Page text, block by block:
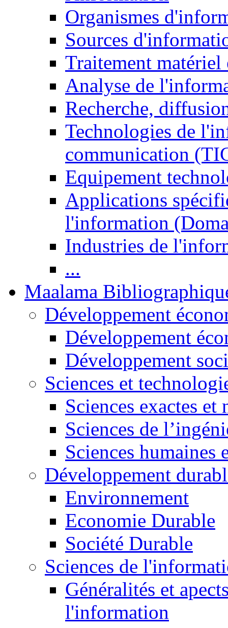
Organismes
Sources
Traitement matériel
Analyse de
Recherche,
Technologies de
communication
Equipement
Applications
l'information
Industries de
...
Maalama
Développement
Développement
Développement
Sciences et
Sciences exactes et
Sciences de
Sciences humaines
Développement
Environnement
Economie Durable
Société Durable
Sciences de
Généralités et
l'information